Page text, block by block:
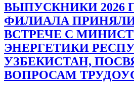
ВЫПУСКНИКИ 2026
ФИЛИАЛА
ВСТРЕЧЕ С
ЭНЕРГЕТИКИ
УЗБЕКИСТАН,
ВОПРОСАМ